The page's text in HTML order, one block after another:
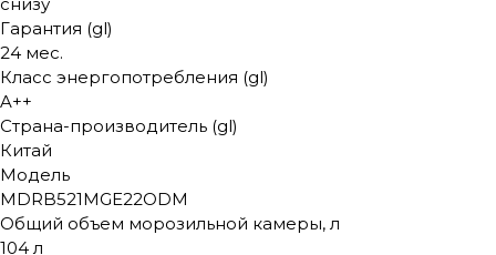
Гарантия (gl)
24 мес.
Класс энергопотребления (gl)
A++
Страна-производитель (gl)
Китай
Модель
MDRB521MGE22ODM
Общий объем морозильной камеры, л
104 л